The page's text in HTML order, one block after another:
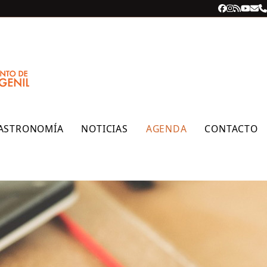
Facebook
RSS
NOTICIAS AGENDA CONTACTO